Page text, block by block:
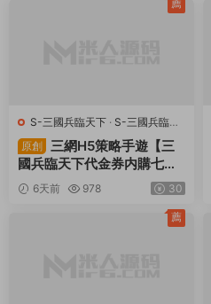
S-三國兵臨天下 · S-三國兵臨天
下· 手遊服務端·頁遊服務端
原創
三網H5策略手遊【三
國兵臨天下代金券内購七合
修複版】Linux手工服務端
+管理後台+GM授權後台
+簡易安卓客戶端+視頻架設
6天前 978 30
薦
薦